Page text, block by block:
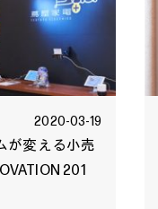
2020-03-19
が変える小売
201